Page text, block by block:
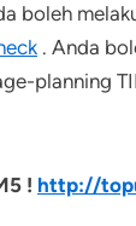
boleh
. Anda
planning
! http://